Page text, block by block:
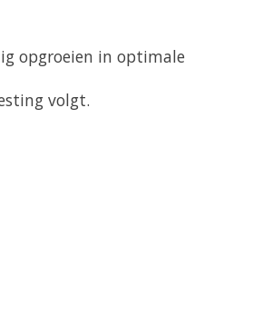
opgroeien in optimale
volgt.